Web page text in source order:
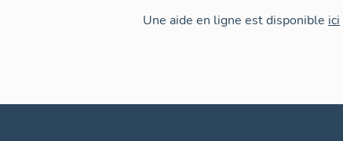
Une aide en ligne est disponible ici